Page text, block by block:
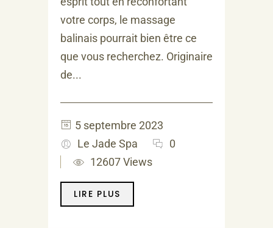
votre corps, le massage
balinais pourrait bien être ce
que vous recherchez. Originaire
de...
5 septembre 2023
0
Le Jade Spa
12607 Views
LIRE PLUS